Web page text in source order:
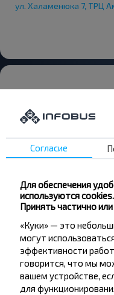
ул. Халаменюка 7, ТРЦ
Хотите
Не пропусти
другие
Подпишись на
путешествуй с
Согласие
Для обеспечения
используются
Принять частично
«Куки» — это
могут
эффективности
говорится, что мы
вашем устройстве,
для